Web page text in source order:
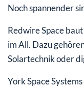
Noch spannender
Redwire Space
im All. Dazu
Solartechnik oder
York Space